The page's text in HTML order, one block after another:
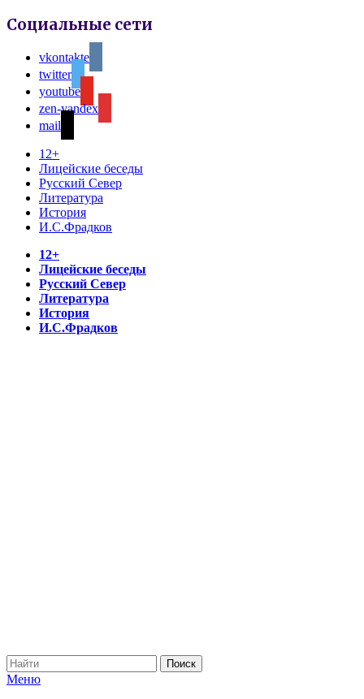
Социальные сети
vkontakte
twitter
youtube
zen-yandex
mail
12+
Лицейские беседы
Русский Север
Литература
История
И.С.Фрадков
12+
Лицейские беседы
Русский Север
Литература
История
И.С.Фрадков
Меню